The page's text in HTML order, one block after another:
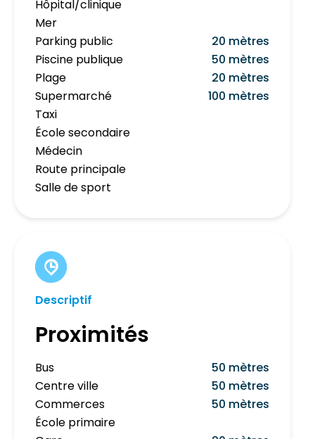
Hôpital/clinique
Mer
Parking public
20 mètres
Piscine publique
50 mètres
Plage
20 mètres
Supermarché
100 mètres
Taxi
École secondaire
Médecin
Route principale
Salle de sport
Descriptif
Proximités
Bus
50 mètres
Centre ville
50 mètres
Commerces
50 mètres
École primaire